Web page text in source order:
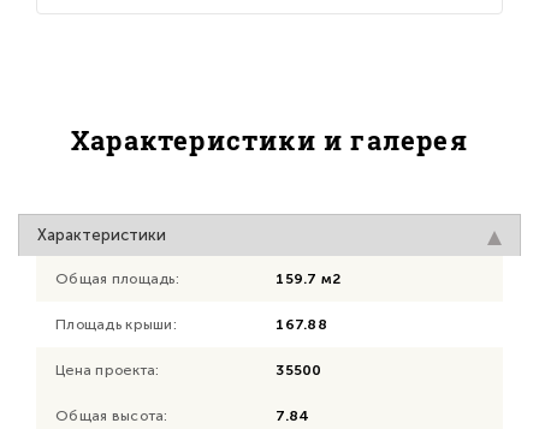
Характеристики и галерея
Характеристики
Общая площадь: 159.7 м2
Площадь крыши: 167.88
Цена проекта: 35500
Общая высота: 7.84